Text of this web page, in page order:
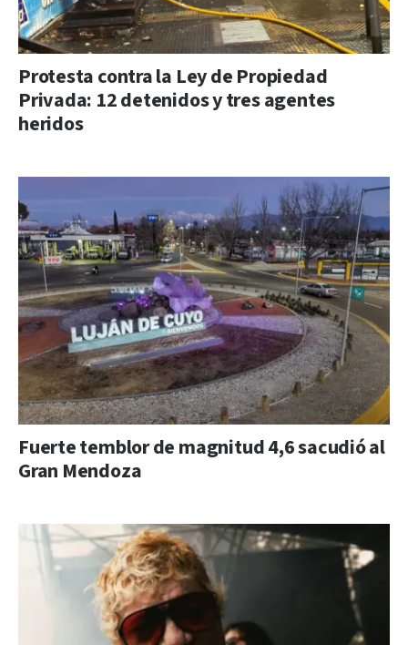
Protesta contra la Ley de Propiedad
Privada: 12 detenidos y tres agentes
heridos
Fuerte temblor de magnitud 4,6 sacudió al
Gran Mendoza